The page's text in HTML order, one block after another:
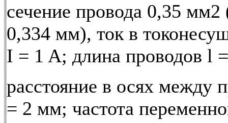
сечение провода 0,35 мм2
0,334 мм), ток в
I = 1 A; длина проводов l
расстояние в осях между
= 2 мм; частота